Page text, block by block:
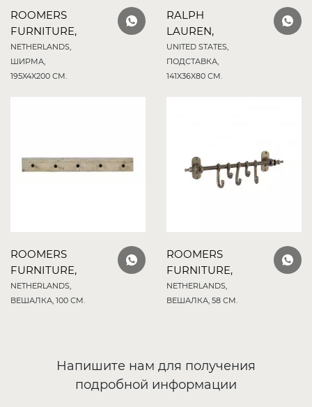
ROOMERS
FURNITURE,
NETHERLANDS,
ШИРМА,
195X4X200 СМ.
RALPH
LAUREN,
UNITED STATES,
ПОДСТАВКА,
141X36X80 СМ.
ROOMERS
FURNITURE,
NETHERLANDS,
ВЕШАЛКА, 100 СМ.
ROOMERS
FURNITURE,
NETHERLANDS,
ВЕШАЛКА, 58 СМ.
Напишите нам для получения
подробной информации